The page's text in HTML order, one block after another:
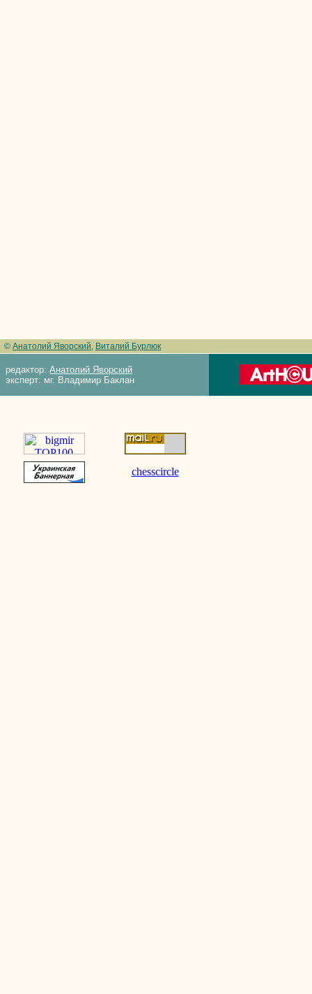
© Анатолий Яворский, Виталий Бурлюк
редактор: Анатолий Яворский
эксперт: мг. Владимир Баклан
chesscircle